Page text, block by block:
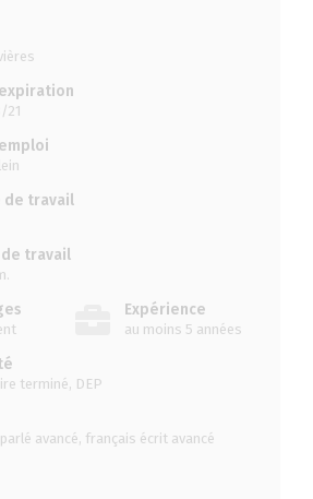
21
de travail
travail
Expérience
au moins 5 années
terminé, DEP
avancé, français écrit avancé